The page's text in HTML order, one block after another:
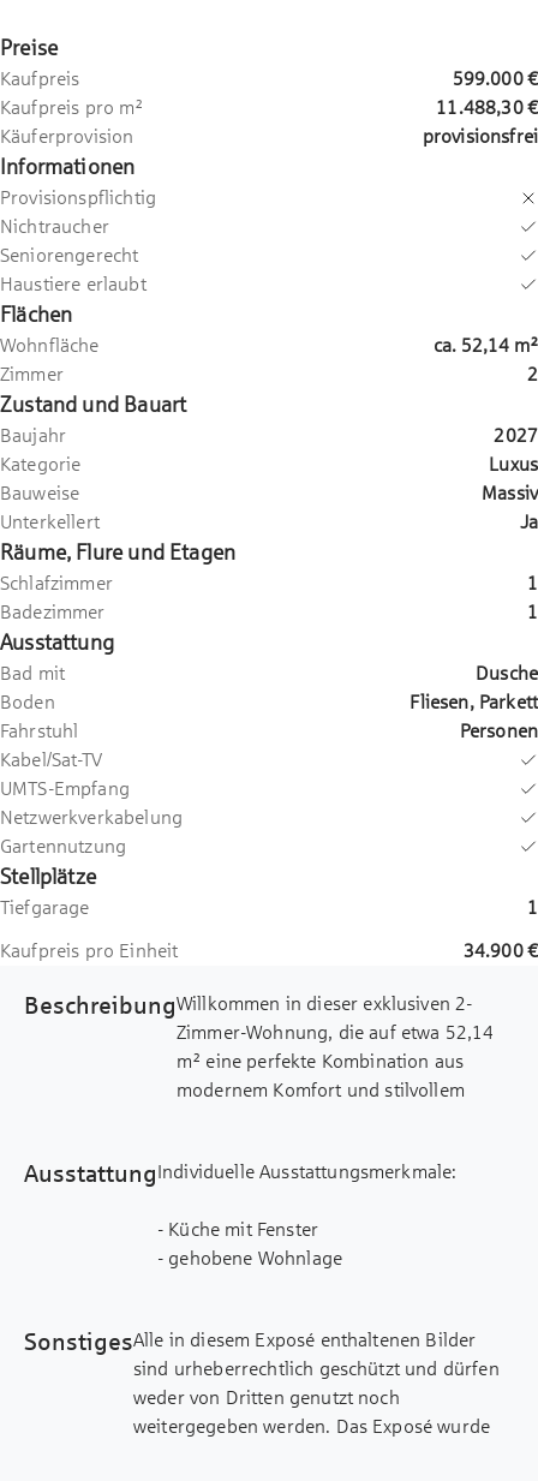
Preise
Kaufpreis
599.000 €
Kaufpreis pro m²
11.488,30 €
Käuferprovision
provisionsfrei
Informationen
Provisionspflichtig
Nichtraucher
Seniorengerecht
Haustiere erlaubt
Flächen
Wohnfläche ca. 52,14 m²
Zimmer
2
Zustand und Bauart
Baujahr
2027
Kategorie
Luxus
Bauweise
Massiv
Unterkellert
Ja
Räume, Flure und Etagen
Schlafzimmer
1
Badezimmer
1
Ausstattung
Bad mit
Dusche
Boden
Fliesen, Parkett
Fahrstuhl
Personen
Kabel/Sat-TV
UMTS-Empfang
Netzwerkverkabelung
Gartennutzung
Stellplätze
Tiefgarage 1
Kaufpreis pro Einheit 34.900 €
BeschreibungWillkommen in dieser exklusiven 2-
Zimmer-Wohnung, die auf etwa 52,14
m² eine perfekte Kombination aus
modernem Komfort und stilvollem
eine durchdachte Raumaufteilung und
ein rundum angenehmes Wohngefühl
sorgt.
mit offener Küche bildet das Herzstück
der Wohnung. Große Fensterflächen
lassen viel Tageslicht herein und
schaffen so eine helle und einladende
AusstattungIndividuelle Ausstattungsmerkmale:
- Küche mit Fenster
- gehobene Wohnlage
- elektrische Rollläden
- Handtuchheizung
- Videogegensprechanlage
- Wasch-/ Trockenraum
SonstigesAlle in diesem Exposé enthaltenen Bilder
sind urheberrechtlich geschützt und dürfen
weder von Dritten genutzt noch
weitergegeben werden. Das Exposé wurde